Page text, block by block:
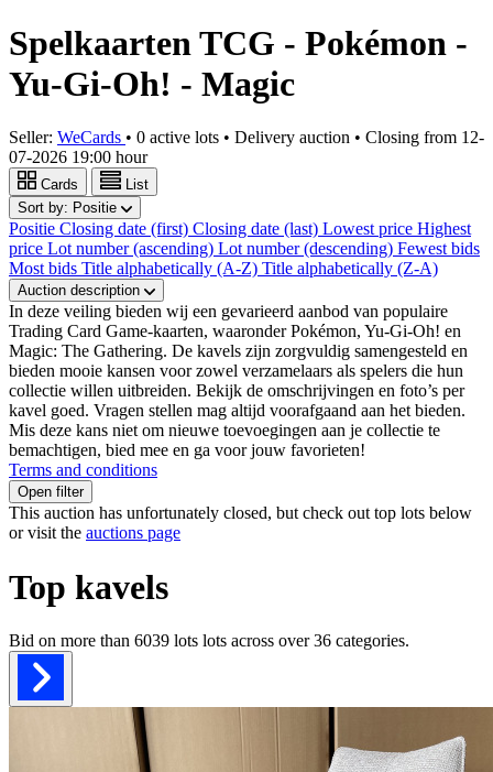
Spelkaarten TCG - Pokémon -
Yu-Gi-Oh! - Magic
Seller: WeCards • 0 active lots • Delivery auction • Closing from 12-
07-2026 19:00 hour
Cards
List
Sort by: Positie
Positie Closing date (first) Closing date (last) Lowest price Highest
price Lot number (ascending) Lot number (descending) Fewest bids
Most bids Title alphabetically (A-Z) Title alphabetically (Z-A)
Auction description
In deze veiling bieden wij een gevarieerd aanbod van populaire
Trading Card Game-kaarten, waaronder Pokémon, Yu-Gi-Oh! en
Magic: The Gathering. De kavels zijn zorgvuldig samengesteld en
bieden mooie kansen voor zowel verzamelaars als spelers die hun
collectie willen uitbreiden. Bekijk de omschrijvingen en foto’s per
kavel goed. Vragen stellen mag altijd voorafgaand aan het bieden.
Mis deze kans niet om nieuwe toevoegingen aan je collectie te
bemachtigen, bied mee en ga voor jouw favorieten!
Terms and conditions
Open filter
This auction has unfortunately closed, but check out top lots below
or visit the auctions page
Top kavels
Bid on more than 6039 lots lots across over36 categories.